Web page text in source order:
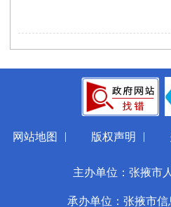
网站地图 | 版权声明 |
主办单位：张掖市
承办单位：张掖市